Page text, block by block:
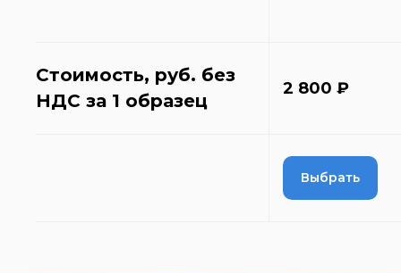
Стоимость, руб. без
НДС за 1 образец
2 800 ₽
Выбрать